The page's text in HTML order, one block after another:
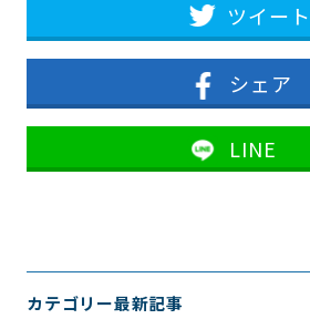
ツイート
シェア
LINE
カテゴリー最新記事